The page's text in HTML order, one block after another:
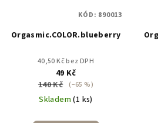
Orgasmic.COLOR.blueberry
40,50 Kč bez DPH
49 Kč
140 Kč
(–65 %)
Skladem(1 ks)
KÓD: 890013